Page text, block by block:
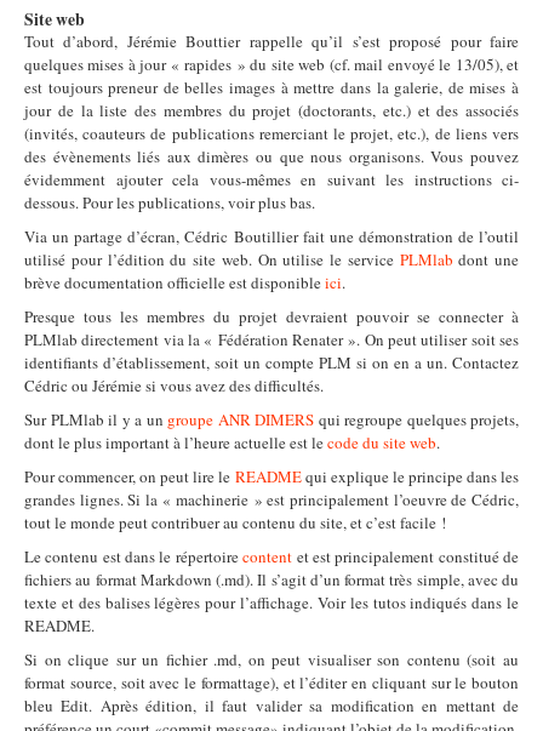
Site web
Tout d’abord, Jérémie Bouttier rappelle qu’il s’est proposé pour faire
quelques mises à jour « rapides » du site web (cf. mail envoyé le 13/05), et
est toujours preneur de belles images à mettre dans la galerie, de mises à
jour de la liste des membres du projet (doctorants, etc.) et des associés
(invités, coauteurs de publications remerciant le projet, etc.), de liens vers
des évènements liés aux dimères ou que nous organisons. Vous pouvez
évidemment ajouter cela vous-mêmes en suivant les instructions ci-
dessous. Pour les publications, voir plus bas.
Via un partage d’écran, Cédric Boutillier fait une démonstration de l’outil
utilisé pour l’édition du site web. On utilise le service PLMlab dont une
brève documentation officielle est disponibleici.
Presque tous les membres du projet devraient pouvoir se connecter à
PLMlab directement via la « Fédération Renater ». On peut utiliser soit ses
identifiants d’établissement, soit un compte PLM si on en a un. Contactez
Cédric ou Jérémie si vous avez des difficultés.
Sur PLMlab il y a un groupe ANR DIMERS qui regroupe quelques projets,
dont le plus important à l’heure actuelle est lecode du site web.
Pour commencer, on peut lire le READMEqui explique le principe dans les
grandes lignes. Si la « machinerie » est principalement l’oeuvre de Cédric,
tout le monde peut contribuer au contenu du site, et c’est facile !
Le contenu est dans le répertoirecontent et est principalement constitué de
fichiers au format Markdown (.md). Il s’agit d’un format très simple, avec du
texte et des balises légères pour l’affichage. Voir les tutos indiqués dans le
README.
Si on clique sur un fichier .md, on peut visualiser son contenu (soit au
format source, soit avec le formattage), et l’éditer en cliquant sur le bouton
bleu Edit. Après édition, il faut valider sa modification en mettant de